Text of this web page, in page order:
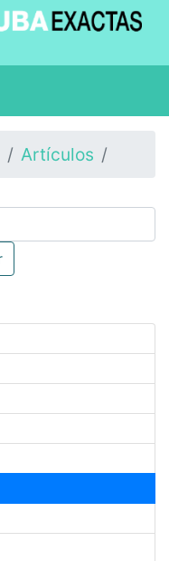
Artículos